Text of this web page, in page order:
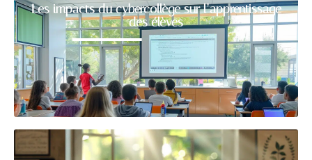
Les impacts du cybercollège sur l’apprentissage
des élèves